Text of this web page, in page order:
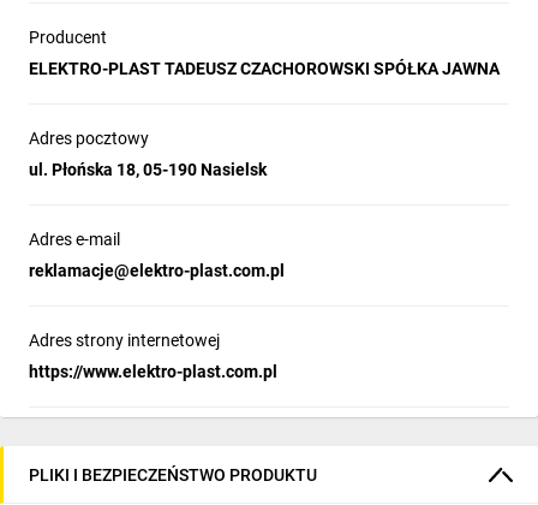
Producent
ELEKTRO-PLAST TADEUSZ CZACHOROWSKI SPÓŁKA JAWNA
Adres pocztowy
ul. Płońska 18, 05-190 Nasielsk
Adres e-mail
reklamacje@elektro-plast.com.pl
Adres strony internetowej
https://www.elektro-plast.com.pl
PLIKI I BEZPIECZEŃSTWO PRODUKTU